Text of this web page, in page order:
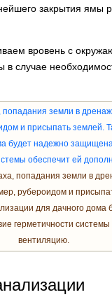
закрытия ямы
вровень с
в случае
попадания земли в
рубероидом и
для дачного
герметичности
вентиляцию.